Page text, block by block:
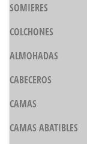
SOMIERES
COLCHONES
ALMOHADAS
CABECEROS
CAMAS
CAMAS ABATIBLES